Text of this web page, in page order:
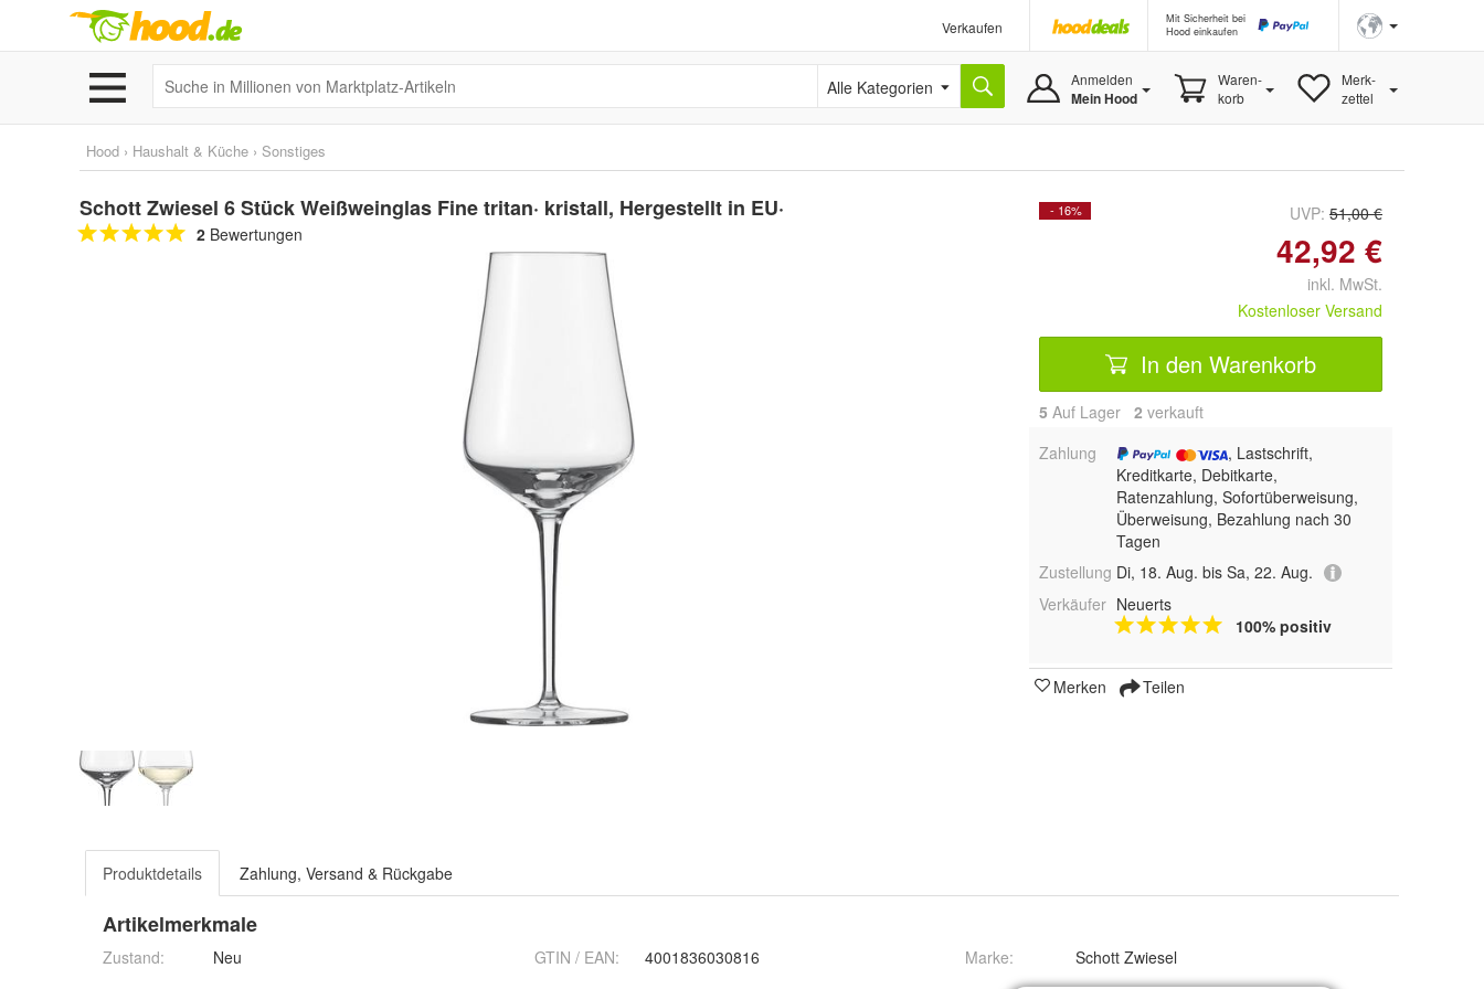
Verkaufen
Mit Sicherheit bei
Hood einkaufen
Alle Kategorien Anmelden
Mein Hood
Waren-
korb
Merk-
zettel
Hood › Haushalt & Küche › Sonstiges
Schott Zwiesel 6 Stück Weißweinglas Fine tritan· kristall, Hergestellt in EU·
2 Bewertungen
- 16% UVP: 51,00 €
42,92 €
inkl. MwSt.
Kostenloser Versand
In den Warenkorb
5 Auf Lager 2 verkauft
Zahlung
, Lastschrift,
Kreditkarte, Debitkarte,
Ratenzahlung, Sofortüberweisung,
Überweisung, Bezahlung nach 30
Tagen
Zustellung Di, 18. Aug. bis Sa, 22. Aug.
Verkäufer Neuerts
100% positiv
Merken Teilen
Produktdetails Zahlung, Versand & Rückgabe
Artikelmerkmale
Zustand: Neu GTIN / EAN: 4001836030816 Marke: Schott Zwiesel